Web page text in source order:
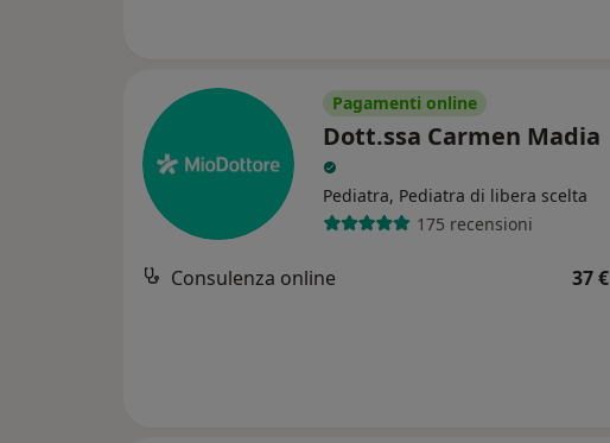
Pagamenti online
Dott.ssa Carmen Madia
Pediatra, Pediatra di libera scelta
175 recensioni
Consulenza online 37 €